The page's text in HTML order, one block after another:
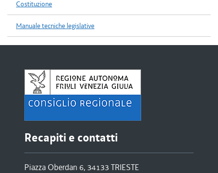
Costituzione
Manuale tecniche legislative
Recapiti e contatti
Piazza Oberdan 6, 34133 TRIESTE